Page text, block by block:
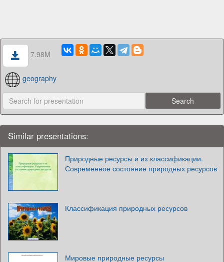
7.98M
geography
Similar presentations:
Природные ресурсы и их классификации.
Современное состояние природных ресурсов
Классификация природных ресурсов
Мировые природные ресурсы